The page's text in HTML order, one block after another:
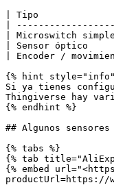
| Tipo
|
| Microswitch
| Sensor óptico
| Encoder /
{% hint style="info"
Si ya tienes
Thingiverse hay
{% endhint %}
## Algunos
{% tabs %}
{% tab
{% embed
productUrl=https://